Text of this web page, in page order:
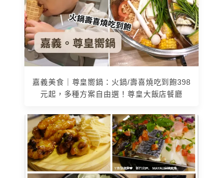
嘉義美食｜尊皇嚮鍋：火鍋/壽喜燒吃到飽398
元起，多種方案自由選！尊皇大飯店餐廳